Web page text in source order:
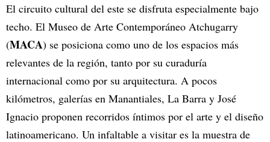
El circuito cultural del este se disfruta especialmente bajo
techo. El Museo de Arte Contemporáneo Atchugarry
(MACA) se posiciona como uno de los espacios más
relevantes de la región, tanto por su curaduría
internacional como por su arquitectura. A pocos
kilómetros, galerías en Manantiales, La Barra y José
Ignacio proponen recorridos íntimos por el arte y el diseño
latinoamericano. Un infaltable a visitar es la muestra de